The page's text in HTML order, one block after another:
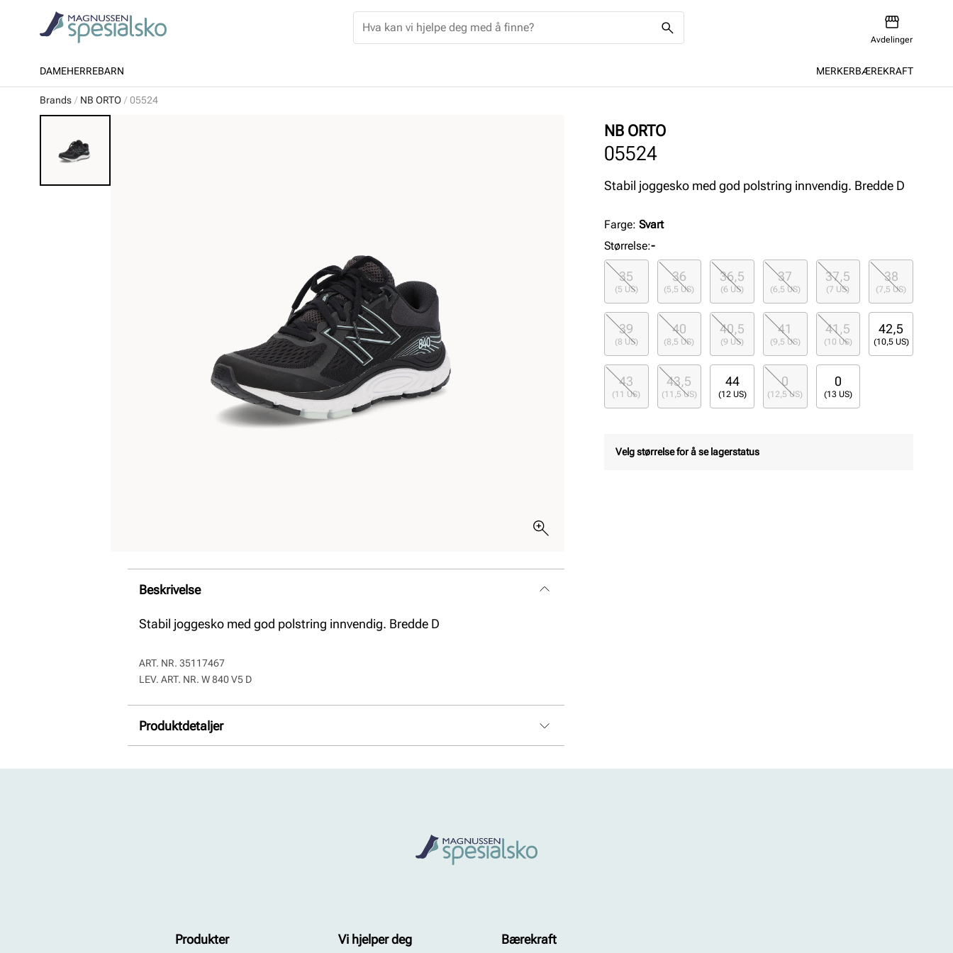
Avdelinger
DAMEHERREBARN MERKERBÆREKRAFT
Brands NB ORTO 05524
Beskrivelse
Stabil joggesko med god polstring innvendig. Bredde D
ART. NR. 35117467
LEV. ART. NR. W 840 V5 D
Produktdetaljer
NB ORTO
05524
Stabil joggesko med god polstring innvendig. Bredde D
Farge: Svart
Størrelse:-
35
(5 US)
36
(5,5 US)
36,5
(6 US)
37
(6,5 US)
37,5
(7 US)
38
(7,5 US)
39
(8 US)
40
(8,5 US)
40,5
(9 US)
41
(9,5 US)
41,5
(10 US)
42,5
(10,5 US)
43
(11 US)
43,5
(11,5 US)
44
(12 US)
0
(12,5 US)
0
(13 US)
Velg størrelse for å se lagerstatus
Produkter Vi hjelper deg Bærekraft